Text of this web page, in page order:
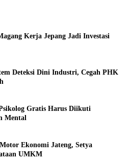
Kerja Jepang Jadi Investasi
Deteksi Dini Industri, Cegah PHK
Gratis Harus Diikuti
Mental
Ekonomi Jateng, Setya
UMKM